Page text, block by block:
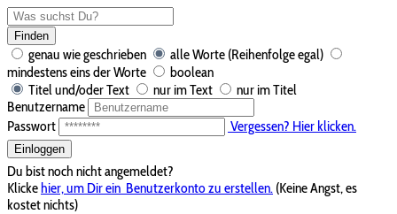
Finden
genau wie geschrieben
alle Worte (Reihenfolge egal)
mindestens eins der Worte
boolean
Titel und/oder Text
nur im Text
nur im Titel
Benutzername
Passwort
Vergessen? Hier klicken.
Einloggen
Du bist noch nicht angemeldet?
Klickehier, um Dir ein Benutzerkonto zu erstellen. (Keine Angst, es
kostet nichts)